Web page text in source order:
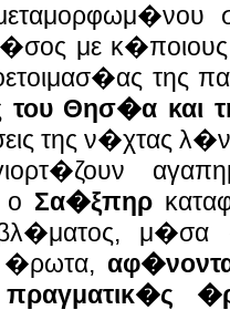
με
της
του Θησ�α και
της ν�χτας
ο Σα�ξπηρ
μ�σα
�ρωτα,